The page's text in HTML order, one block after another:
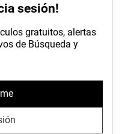
sesión!
gratuitos, alertas
de Búsqueda y